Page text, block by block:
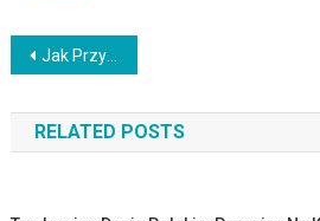
Nawigacja
wpisu
Jak Przygotować Idealną Sałatkę na Grilla? Praktyczny Przewodnik
RELATED POSTS